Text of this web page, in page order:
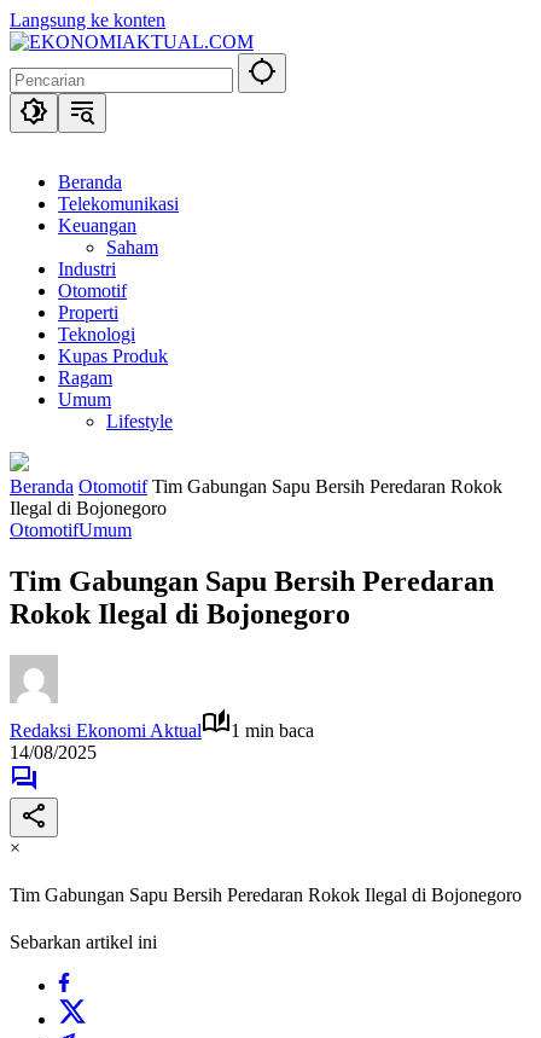
Langsung ke konten
Beranda
Telekomunikasi
Keuangan
Saham
Industri
Otomotif
Properti
Teknologi
Kupas Produk
Ragam
Umum
Lifestyle
Beranda Otomotif Tim Gabungan Sapu Bersih Peredaran Rokok
Ilegal di Bojonegoro
OtomotifUmum
Tim Gabungan Sapu Bersih Peredaran
Rokok Ilegal di Bojonegoro
Redaksi Ekonomi Aktual
1 min baca
14/08/2025
×
Tim Gabungan Sapu Bersih Peredaran Rokok Ilegal di Bojonegoro
Sebarkan artikel ini